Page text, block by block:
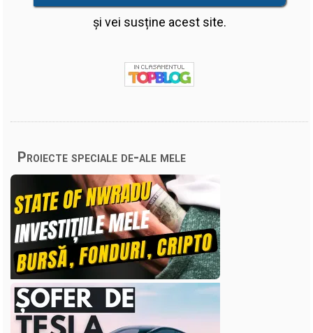
și vei susține acest site.
Proiecte speciale de-ale mele